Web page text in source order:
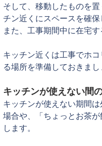
そして、移動したものを
チン近くにスペースを確保
また、工事期間中に在宅
キッチン近くは工事でホ
る場所を準備しておきまし
キッチンが使えない間
キッチンが使えない期間
場合や、「ちょっとお茶
します。